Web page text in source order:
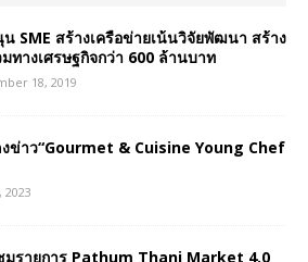
SME สร้างเครือข่ายเน้นวิจัยพัฒนา สร้าง
ทางเศรษฐกิจกว่า 600 ล้านบาท
18, 2019
ข่าว“Gourmet & Cuisine Young Chef
2023
มรายการ Pathum Thani Market 4.0